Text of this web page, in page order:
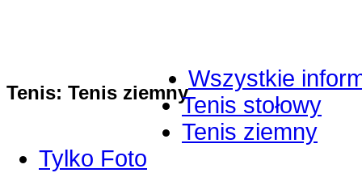
Tenis: Tenis ziemny
Wszystkie
Tenis stołowy
Tenis ziemny
Tylko Foto